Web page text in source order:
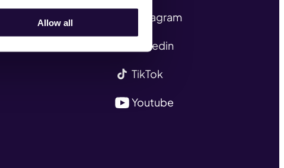
Allow all Instagram
Linkedin
TikTok
Youtube